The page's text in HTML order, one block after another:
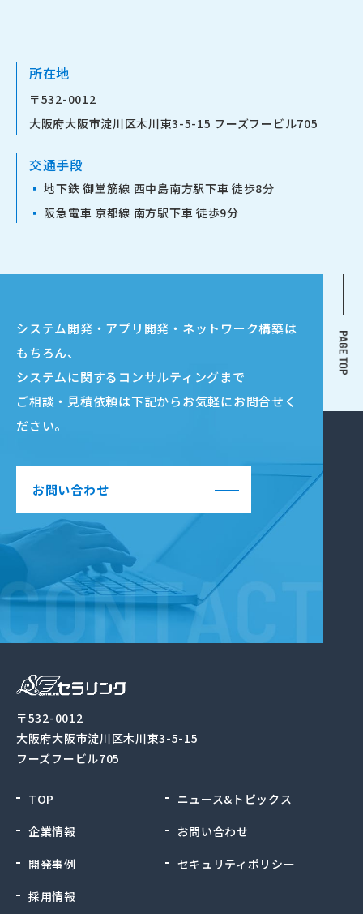
所在地
〒532-0012
大阪府大阪市淀川区木川東3-5-15 フーズフービル705
交通手段
▪地下鉄 御堂筋線 西中島南方駅下車 徒歩8分
▪ 阪急電車 京都線 南方駅下車 徒歩9分
システム開発・アプリ開発・ネットワーク構築は
もちろん、
システムに関するコンサルティングまで
ご相談・見積依頼は下記からお気軽にお問合せく
ださい。
お問い合わせ
〒532-0012
大阪府大阪市淀川区木川東3-5-15
フーズフービル705
TOP
ニュース&トピックス
企業情報
お問い合わせ
開発事例
セキュリティポリシー
採用情報